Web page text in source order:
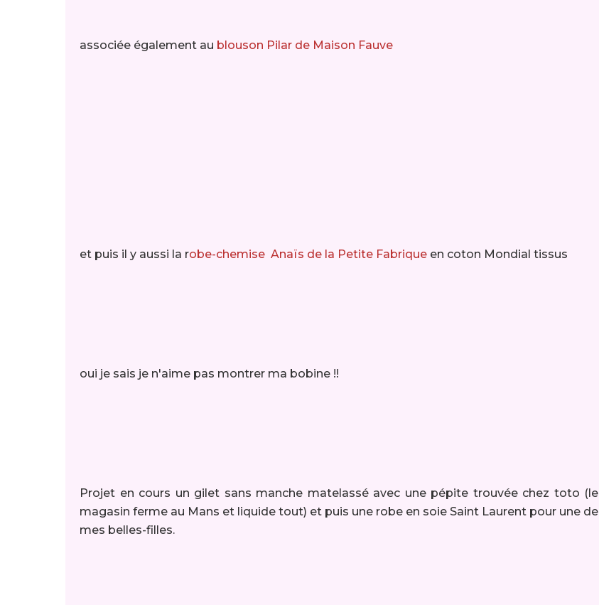
associée également au blouson Pilar de Maison Fauve
et puis il y aussi la robe-chemise Anaïs de la Petite Fabrique en coton Mondial tissus
oui je sais je n'aime pas montrer ma bobine !!
Projet en cours un gilet sans manche matelassé avec une pépite trouvée chez toto (le
magasin ferme au Mans et liquide tout) et puis une robe en soie Saint Laurent pour une de
mes belles-filles.